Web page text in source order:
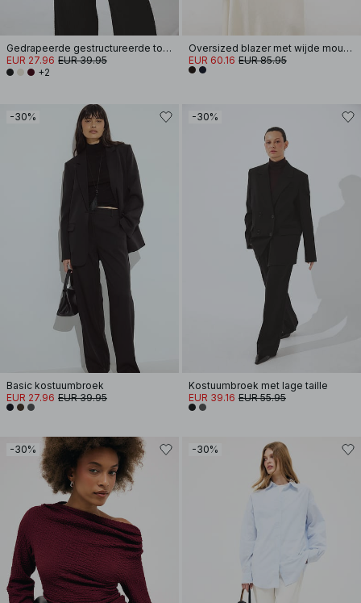
Gedrapeerde gestructureerde top met lange mouwen
EUR 27.96 EUR 39.95
+2
Oversized blazer met wijde mouwen
EUR 60.16 EUR 85.95
-30%
Basic kostuumbroek
EUR 27.96 EUR 39.95
-30%
Kostuumbroek met lage taille
EUR 39.16 EUR 55.95
-30% -30%